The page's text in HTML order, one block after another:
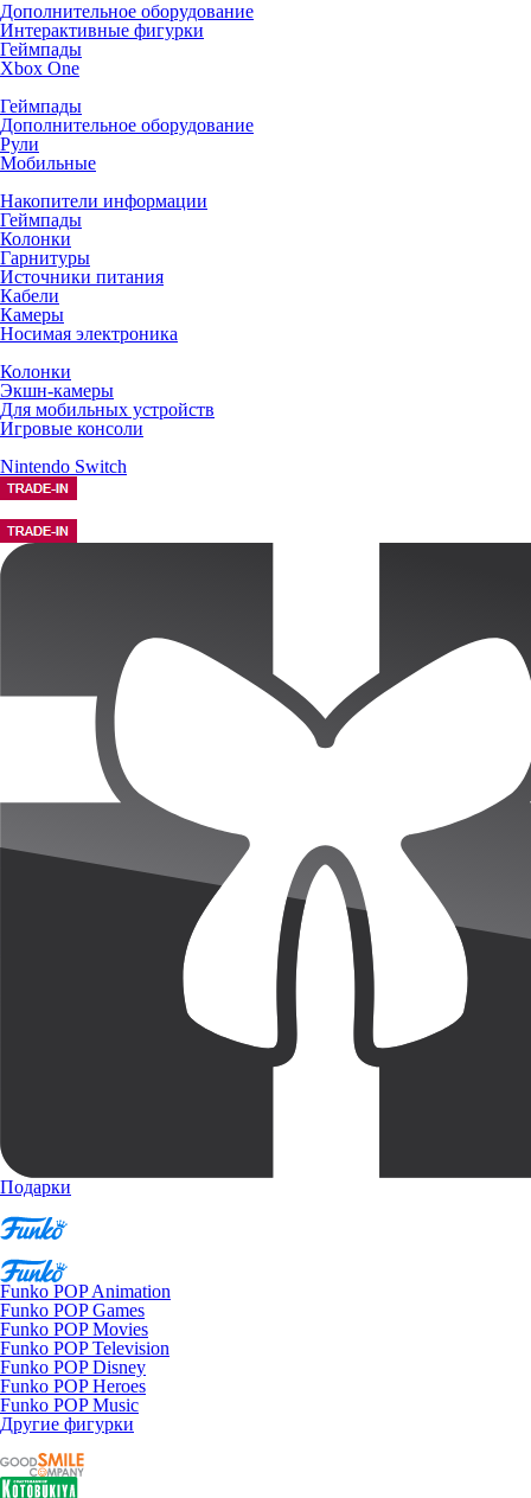
Дополнительное оборудование
Интерактивные фигурки
Геймпады
Xbox One
Геймпады
Дополнительное оборудование
Рули
Мобильные
Накопители информации
Геймпады
Колонки
Гарнитуры
Источники питания
Кабели
Камеры
Носимая электроника
Колонки
Экшн-камеры
Для мобильных устройств
Игровые консоли
Nintendo Switch
Подарки
Funko POP Animation
Funko POP Games
Funko POP Movies
Funko POP Television
Funko POP Disney
Funko POP Heroes
Funko POP Music
Другие фигурки